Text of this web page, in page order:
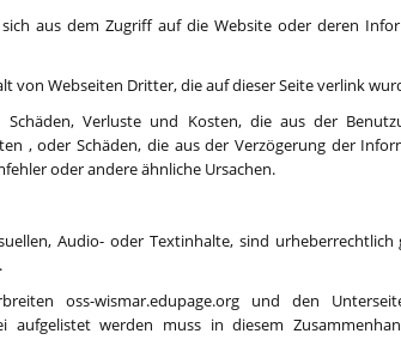
aus dem Zugriff auf die Website oder deren
Webseiten Dritter, die auf dieser Seite verlink
Verluste und Kosten, die aus der
, oder Schäden, die aus der Verzögerung der
oder andere ähnliche Ursachen.
Audio- oder Textinhalte, sind
oss-wismar.edupage.org und den
aufgelistet werden muss in diesem